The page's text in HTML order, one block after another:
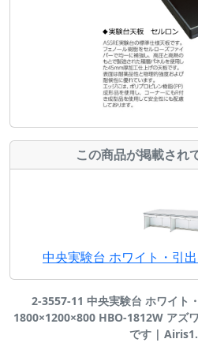
この商品が掲載され
中央実験台 ホワイト・引
2-3557-11 中央実験台 ホワイト
1800×1200×800 HBO-1812W アズ
です |